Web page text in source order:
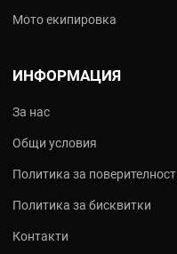
Мото екипировка
ИНФОРМАЦИЯ
За нас
Общи условия
Политика за поверителност
Политика за бисквитки
Контакти